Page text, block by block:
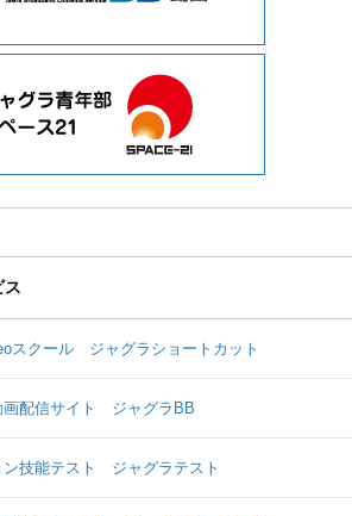
ス
スクール ジャグラショートカット
画配信サイト ジャグラBB
ン技能テスト ジャグラテスト